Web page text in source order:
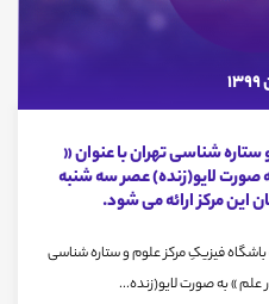
شناسی تهران با عنوان «
صورت لایو(زنده) عصر سه شنبه
ساعت 17، نشست باشگاه فیزیکِ مرکز علوم و ستاره شناسی
علم » به صورت لایو(زنده...